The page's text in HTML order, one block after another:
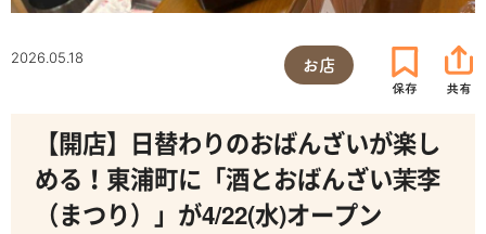
2026.05.18 お店
【開店】日替わりのおばんざいが楽し
める！東浦町に「酒とおばんざい茉李
（まつり）」が4/22(水)オープン